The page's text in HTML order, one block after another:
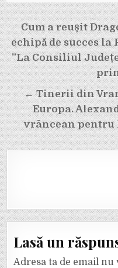
Navigare
în
articole
Cum a reușit
echipă de succes
”La Consiliul
← Tinerii din
Europa.
vrâncean pentru
Lasă un
Adresa ta de email nu